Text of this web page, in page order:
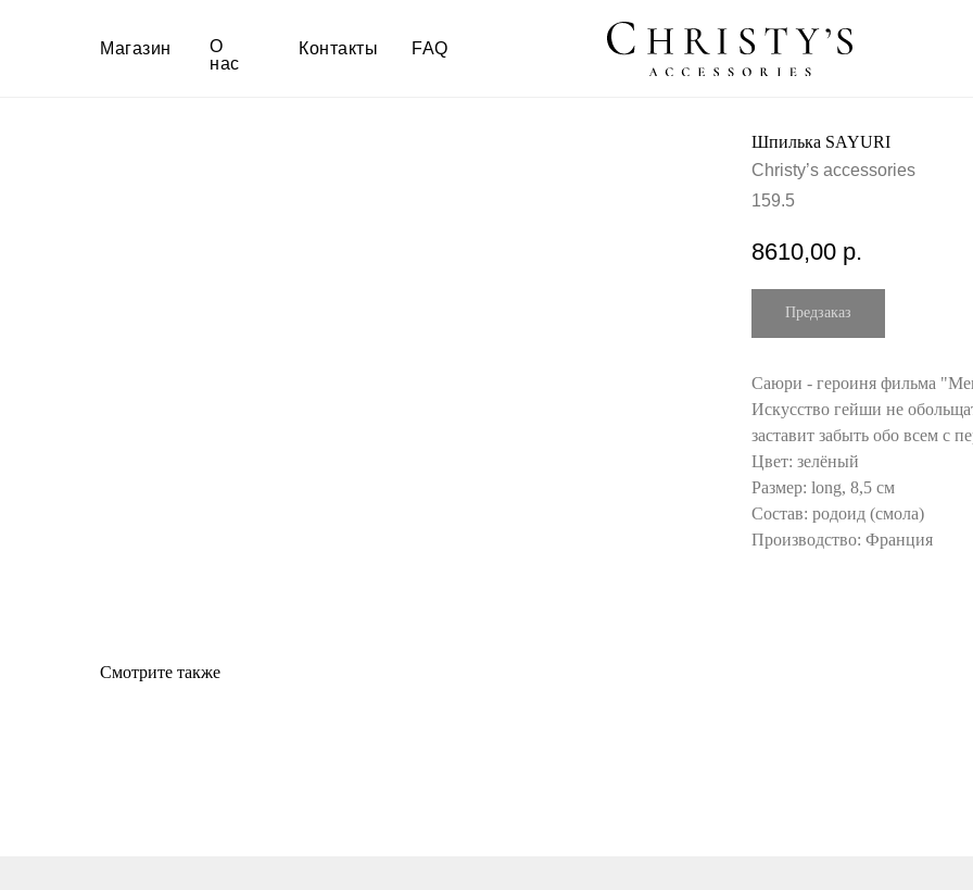
FAQ
Контакты
О
нас
Магазин
Шпилька SAYURI
Christy’s accessories
159.5
8610,00 р.
Саюри - героиня фильма
Искусство гейши не
заставит забыть обо всем с
Цвет: зелёный
Размер: long, 8,5 см
Состав: родоид (смола)
Производство: Франция
Смотрите также